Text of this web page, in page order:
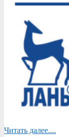
Читать далее....